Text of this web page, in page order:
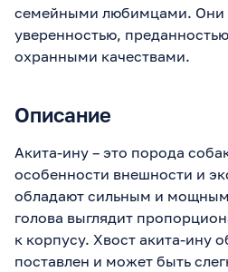
семейными любимцами. Они
уверенностью,
охранными качествами.
Описание
Акита-ину – это порода
особенности внешности и
обладают сильным и
голова выглядит
к корпусу. Хвост акита-ину
поставлен и может быть